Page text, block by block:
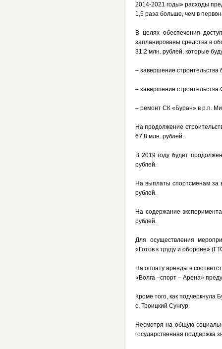
2014-2021 годы» расходы
1,5 раза больше, чем в
В целях обеспечения
запланированы средства в
31,2 млн. рублей, которые
– завершение строительства
– завершение строительства
– ремонт СК «Буран» в р.п.
На продолжение
67,8 млн. рублей.
В 2019 году будет
рублей.
На выплаты спортсменам за
рублей.
На содержание
рублей.
Для осуществления
«Готов к труду и обороне»
На оплату аренды в
«Волга –спорт – Арена»
Кроме того, как подчеркнула
с. Троицкий Сунгур.
Несмотря на общую
государственная поддержка